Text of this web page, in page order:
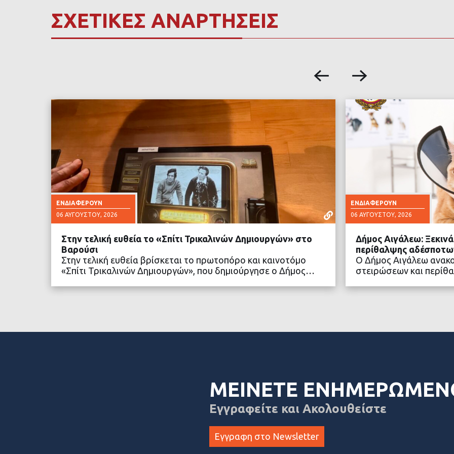
ΣΧΕΤΙΚΕΣ ΑΝΑΡΤΗΣΕΙΣ
ΕΝΔΙΑΦΈΡΟΥΝ
06 ΑΥΓΟΎΣΤΟΥ, 2026
ΔΙΑΒΑΣΤΕ ΠΕΡΙΣΣΟΤΕΡΑ
Στην τελική ευθεία το «Σπίτι Τρικαλινών Δημιουργών» στο
Βαρούσι
Στην τελική ευθεία βρίσκεται το πρωτοπόρο και καινοτόμο
«Σπίτι Τρικαλινών Δημιουργών», που δημιούργησε ο Δήμος…
ΕΝΔΙΑΦΈΡΟΥΝ
06 ΑΥΓΟΎΣΤΟΥ, 2026
Δήμος Αιγάλεω:
περίθαλψης
Ο Δήμος Αιγάλεω
στειρώσεων και
ΜΕΙΝΕΤΕ
Εγγραφείτε και Ακολουθείστε
Εγγραφη στο Newsletter